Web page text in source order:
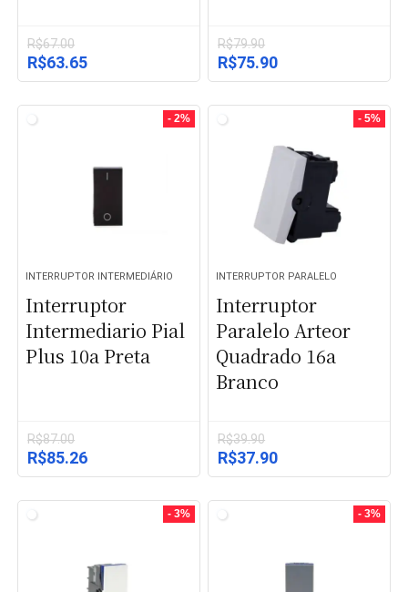
R$67.00
O
preço
era:
R$63.65O
preço
R$79.90
O
preço
era:
R$75.90O
preço
- 2%
INTERRUPTOR INTERMEDIÁRIO
Interruptor
Intermediario Pial
Plus 10a Preta
R$87.00
O
preço
era:
R$85.26O
preço
- 5%
INTERRUPTOR PARALELO
Interruptor
Paralelo Arteor
Quadrado 16a
Branco
R$39.90
O
preço
era:
R$37.90O
preço
- 3% - 3%